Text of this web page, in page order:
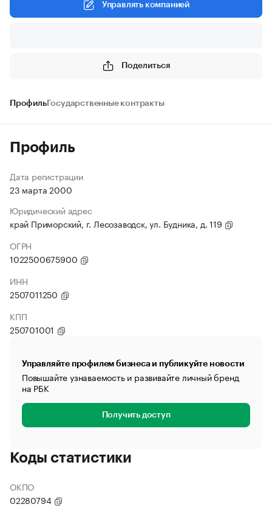
Управлять компанией
Поделиться
ПрофильГосударственные контракты
Профиль
Дата регистрации
23 марта 2000
Юридический адрес
край Приморский, г. Лесозаводск, ул. Будника, д. 119
ОГРН
1022500675900
ИНН
2507011250
КПП
250701001
Управляйте профилем бизнеса и публикуйте новости
Повышайте узнаваемость и развивайте личный бренд
на РБК
Получить доступ
Коды статистики
ОКПО
02280794